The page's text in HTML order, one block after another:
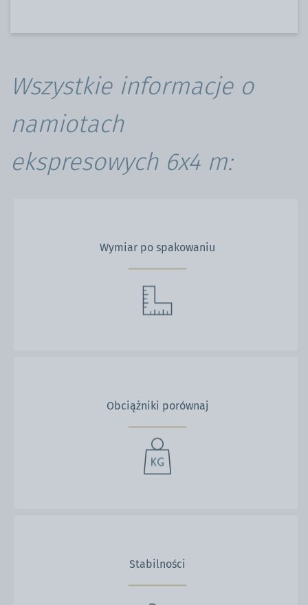
Wszystkie informacje o
namiotach
ekspresowych 6x4 m:
Wymiar po spakowaniu
Obciążniki porównaj
Stabilności